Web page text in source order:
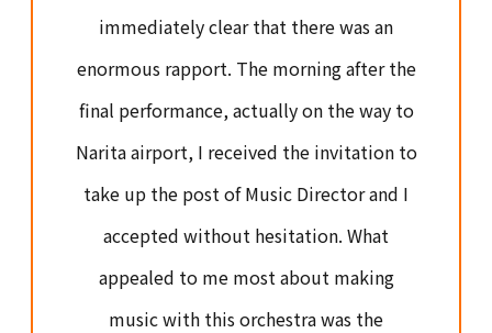
immediately clear that there was an
enormous rapport. The morning after the
final performance, actually on the way to
Narita airport, I received the invitation to
take up the post of Music Director and I
accepted without hesitation. What
appealed to me most about making
music with this orchestra was the